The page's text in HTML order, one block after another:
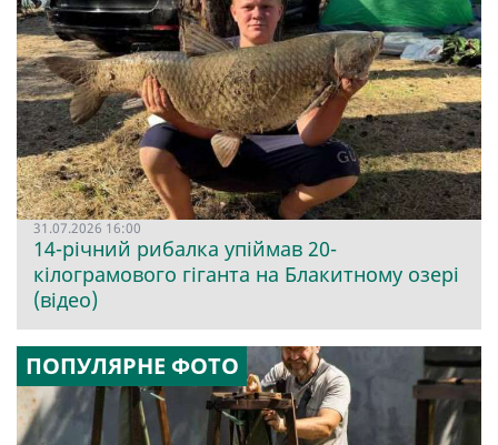
31.07.2026 16:00
14-річний рибалка упіймав 20-
кілограмового гіганта на Блакитному озері
(відео)
ПОПУЛЯРНЕ ФОТО